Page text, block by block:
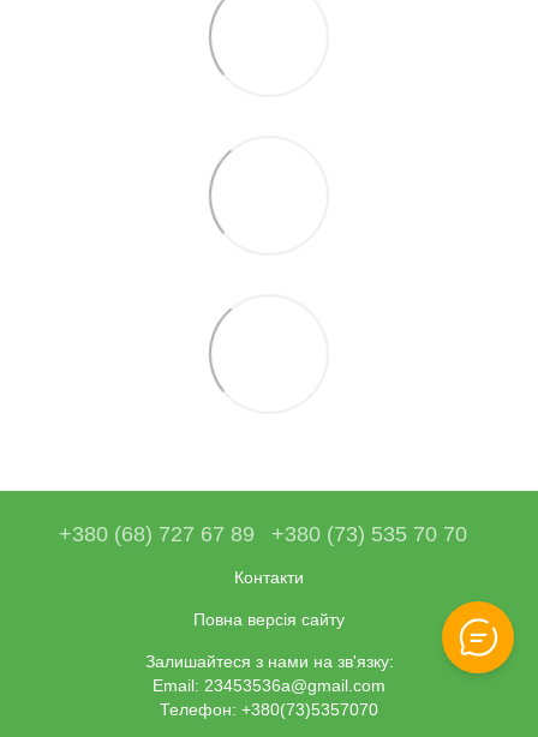
+380 (68) 727 67 89 +380 (73) 535 70 70
Контакти
Повна версія сайту
Залишайтеся з нами на зв'язку:
Email: 23453536a@gmail.com
Телефон: +380(73)5357070